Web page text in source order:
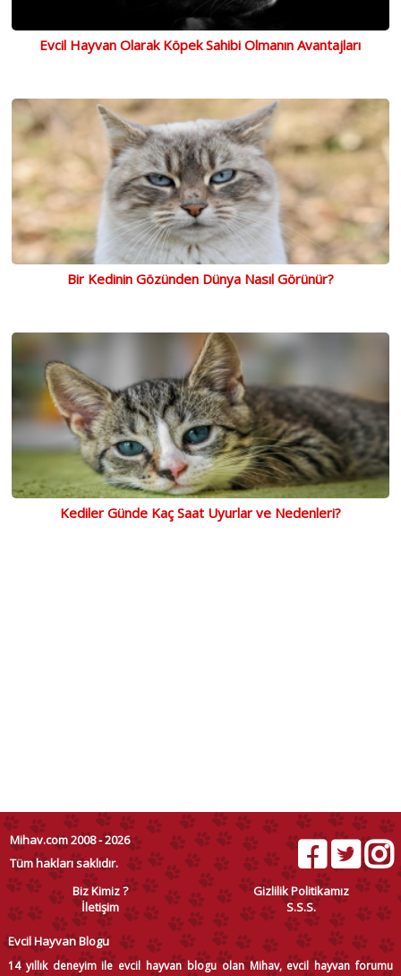
Evcil Hayvan Olarak Köpek Sahibi Olmanın Avantajları
Bir Kedinin Gözünden Dünya Nasıl Görünür?
Kediler Günde Kaç Saat Uyurlar ve Nedenleri?
Mihav.com 2008 - 2026
Tüm hakları saklıdır.
Biz Kimiz ?
Gizlilik Politikamız
İletişim
S.S.S.
Evcil Hayvan Blogu
14 yıllık deneyim ile evcil hayvan blogu olan Mihav, evcil hayvan forumu